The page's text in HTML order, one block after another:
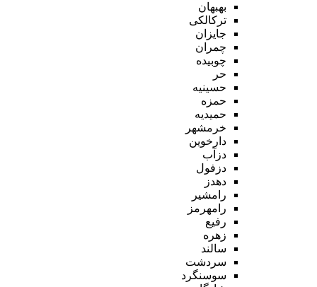
بهبهان
ترکالکی
جایزان
چمران
چوبیده
حر
حسینیه
حمزه
حمیدیه
خرمشهر
دارخوین
دزآب
دزفول
دهدز
رامشیر
رامهرمز
رفیع
زهره
سالند
سردشت
سوسنگرد